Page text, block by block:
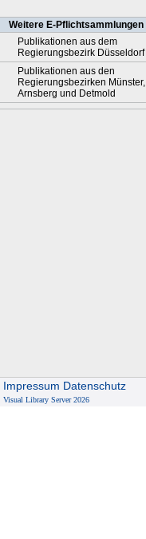
Weitere E-Pflichtsammlungen
Publikationen aus dem
Regierungsbezirk Düsseldorf
Publikationen aus den
Regierungsbezirken Münster,
Arnsberg und Detmold
Impressum Datenschutz
Visual Library Server 2026